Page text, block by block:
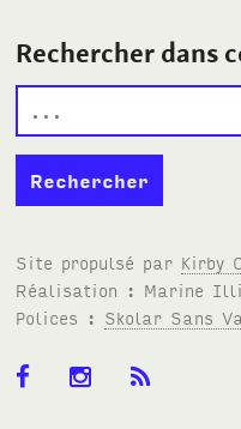
Rechercher dans
Site propulsé par Kirby
Réalisation : Marine
Polices : Skolar Sans